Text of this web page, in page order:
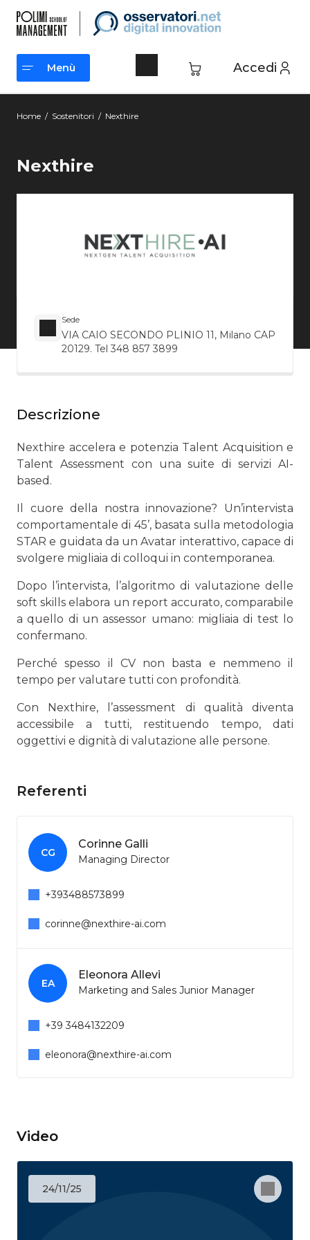
Accedi
Menù
Menù
Home / Sostenitori / Nexthire
Nexthire
Sede
VIA CAIO SECONDO PLINIO 11, Milano CAP
20129. Tel 348 857 3899
Video
24/11/25
Descrizione
Nexthire accelera e potenzia Talent Acquisition e
Talent Assessment con una suite di servizi AI-
based.
Il cuore della nostra innovazione? Un’intervista
comportamentale di 45’, basata sulla metodologia
STAR e guidata da un Avatar interattivo, capace di
svolgere migliaia di colloqui in contemporanea.
Dopo l’intervista, l’algoritmo di valutazione delle
soft skills elabora un report accurato, comparabile
a quello di un assessor umano: migliaia di test lo
confermano.
Perché spesso il CV non basta e nemmeno il
tempo per valutare tutti con profondità.
Con Nexthire, l’assessment di qualità diventa
accessibile a tutti, restituendo tempo, dati
oggettivi e dignità di valutazione alle persone.
Referenti
CG
Corinne Galli
Managing Director
+393488573899
corinne@nexthire-ai.com
EA
Eleonora Allevi
Marketing and Sales Junior Manager
+39 3484132209
eleonora@nexthire-ai.com